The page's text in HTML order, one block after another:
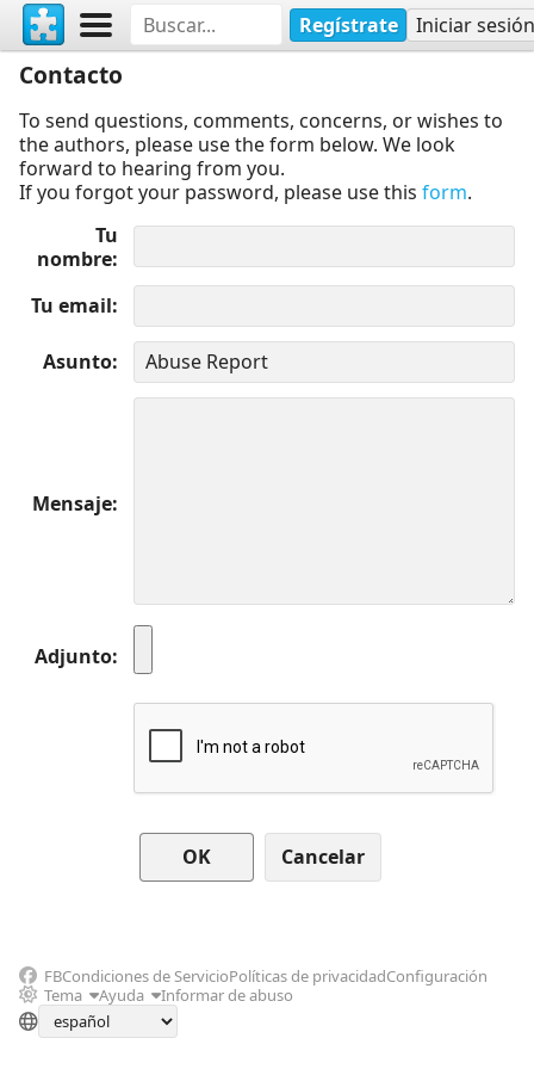
Regístrate Iniciar sesión
Contacto
To send questions, comments, concerns, or wishes to
the authors, please use the form below. We look
forward to hearing from you.
If you forgot your password, please use this form.
Tu
nombre
Tu email
Asunto
Mensaje
Adjunto
Cancelar
FBCondiciones de ServicioPolíticas de privacidadConfiguración
Tema
Ayuda Informar de abuso